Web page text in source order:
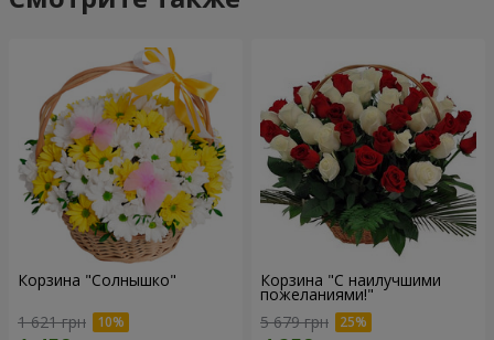
Корзина "Солнышко"
1 621 грн
Корзина "С наилучшими
пожеланиями!"
5 679 грн